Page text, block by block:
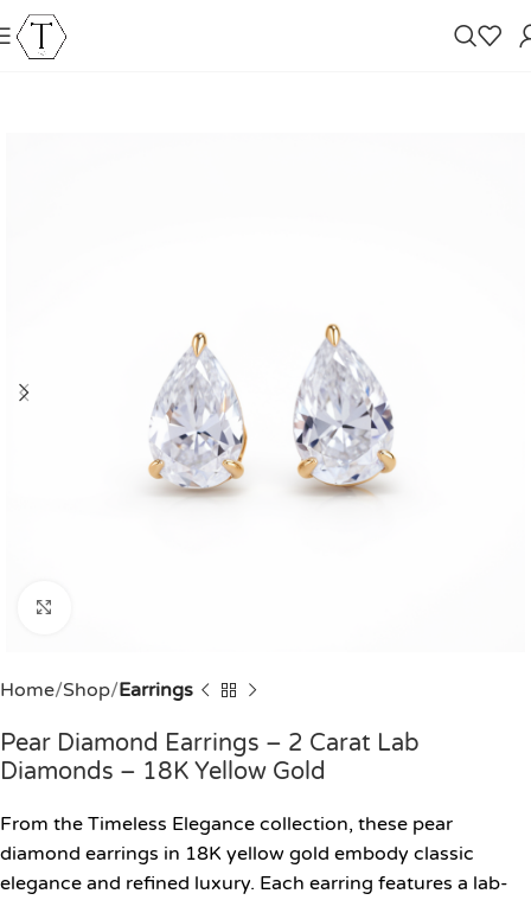
Home Shop Earrings
Pear Diamond Earrings – 2 Carat Lab
Diamonds – 18K Yellow Gold
From the Timeless Elegance collection, these pear
diamond earrings in 18K yellow gold embody classic
elegance and refined luxury. Each earring features a lab-